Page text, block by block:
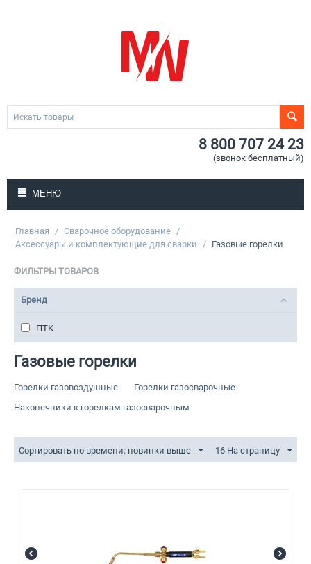
8 800 707 24 23
(звонок бесплатный)
МЕНЮ
Главная / Сварочное оборудование /
Аксессуары и комплектующие для сварки / Газовые горелки
ФИЛЬТРЫ ТОВАРОВ
Бренд
ПТК
Газовые горелки
Горелки газовоздушные
Горелки газосварочные
Наконечники к горелкам газосварочным
Сортировать по времени: новинки выше 16 На страницу